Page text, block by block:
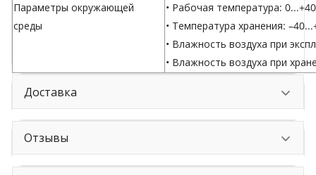
Параметры окружающей
среды
• Рабочая температура:
• Температура хранения:
• Влажность воздуха при
• Влажность воздуха при
Доставка
Отзывы